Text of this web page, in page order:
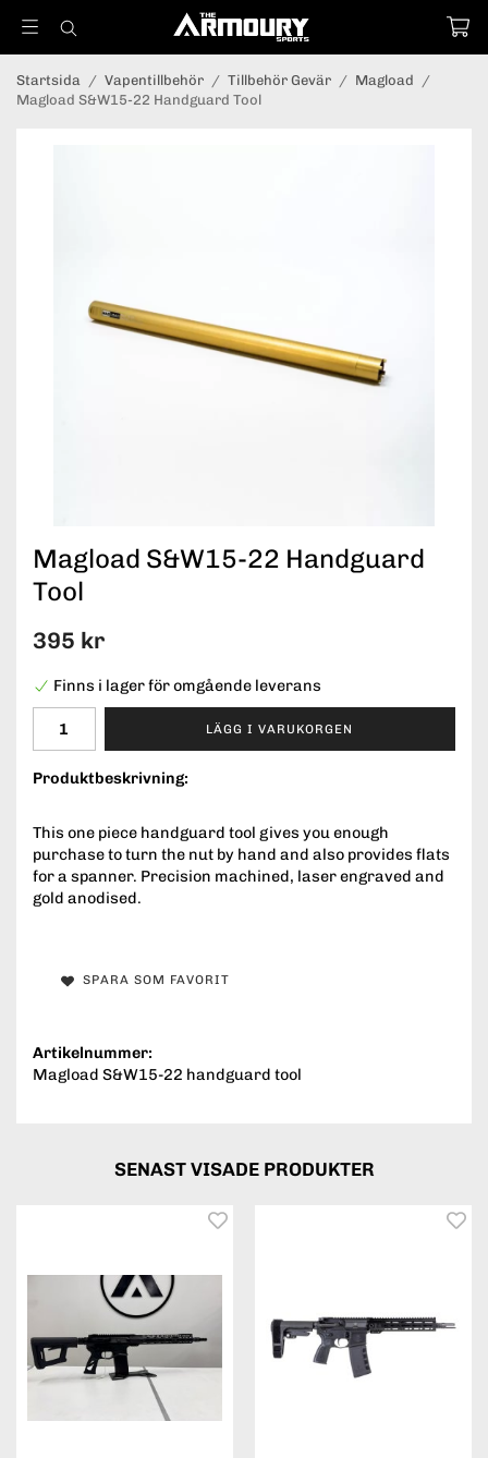
Startsida / Vapentillbehör / Tillbehör Gevär / Magload /
Magload S&W15-22 Handguard Tool
Magload S&W15-22 Handguard
Tool
395 kr
Finns i lager för omgående leverans
LÄGG I VARUKORGEN
Produktbeskrivning:
This one piece handguard tool gives you enough
purchase to turn the nut by hand and also provides flats
for a spanner. Precision machined, laser engraved and
gold anodised.
SPARA SOM FAVORIT
Artikelnummer:
Magload S&W15-22 handguard tool
SENAST VISADE PRODUKTER